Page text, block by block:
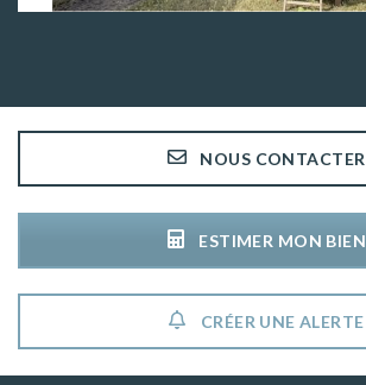
NOUS CONTACTER
ESTIMER MON BIEN
CRÉER UNE ALERTE